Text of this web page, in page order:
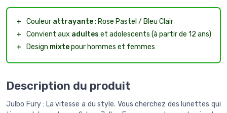
＋ Couleur attrayante: Rose Pastel / Bleu Clair
＋ Convient aux adultes et adolescents (à partir de 12 ans)
＋ Design mixtepour hommes et femmes
Description du produit
Julbo Fury : La vitesse a du style. Vous cherchez des lunettes qui